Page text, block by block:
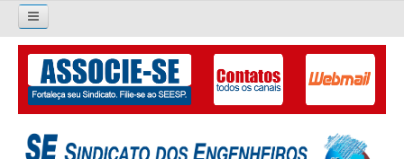
Pesquisar...
O SINDICATO
APRESENTAÇÃO